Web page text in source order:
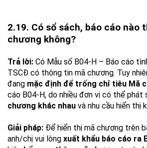
2.19. Có sổ sách, báo cáo nào
chương không?
Trả lời: Có Mẫu số B04-H – Báo cáo
TSCĐ có thông tin mã chương. Tuy
đang mặc định để trống chỉ tiêu Mã
cáo B04-H, do nhiều đơn vị có thể phát
chương khác nhau và nhu cầu hiển thị
Giải pháp: Để hiển thị mã chương trên
anh/chị vui lòng xuất khẩu báo cáo ra